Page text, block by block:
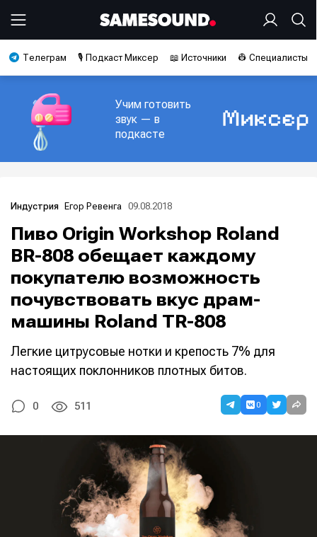
Телеграм 🎙️ Подкаст Миксер 📖 Источники 👷 Специалисты
Учим готовить
звук — в
подкасте
Индустрия Егор Ревенга 09.08.2018
Пиво Origin Workshop Roland
BR-808 обещает каждому
покупателю возможность
почувствовать вкус драм-
машины Roland TR-808
Легкие цитрусовые нотки и крепость 7% для
настоящих поклонников плотных битов.
0 511 0